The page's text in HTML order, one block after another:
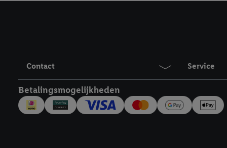
Contact Service
Betalingsmogelijkheden
mailadres en met
Onder "Aanpassen"
Door te klikken op
technieken worden
inclusief over de
trekken, vind je in onze
over de cookies die